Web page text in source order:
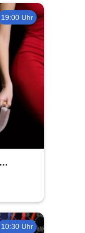
19:00 Uhr
10:30 Uhr